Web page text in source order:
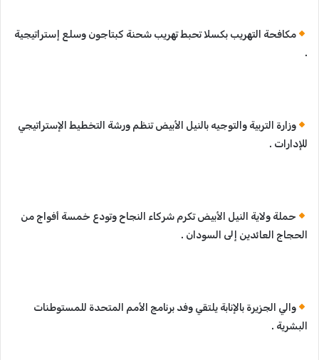
مكافحة التهريب بكسلا تحبط تهريب شحنة كبتاجون وسلع إستراتيجية
.
وزارة التربية والتوجيه بالنيل الأبيض تنظم ورشة التخطيط الإستراتيجي
للإدارات .
حملة ولاية النيل الأبيض تكرم شركاء النجاح وتودع خمسة أفواج من
الحجاج العائدين إلى السودان .
والي الجزيرة بالإنابة يلتقي وفد برنامج الأمم المتحدة للمستوطنات
البشرية .